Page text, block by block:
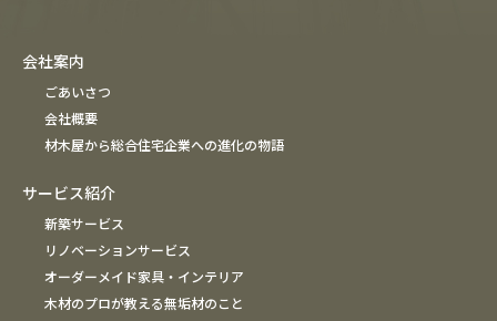
会社案内
ごあいさつ
会社概要
材木屋から総合住宅企業への進化の物語
サービス紹介
新築サービス
リノベーションサービス
オーダーメイド家具・インテリア
木材のプロが教える無垢材のこと